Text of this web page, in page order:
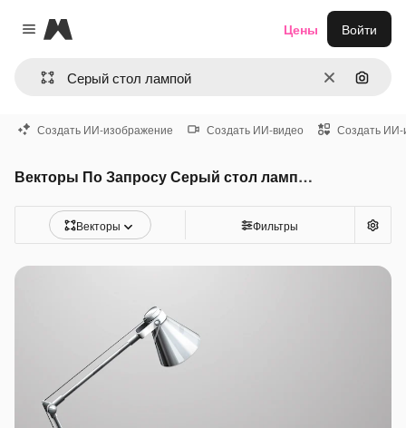
Close menu
Magnific
ОчиститьПоиск
Цены Войти
Создать ИИ-изображение Создать ИИ-видео Создать ИИ-
Векторы По Запросу Серый стол лампой
Векторы Фильтры